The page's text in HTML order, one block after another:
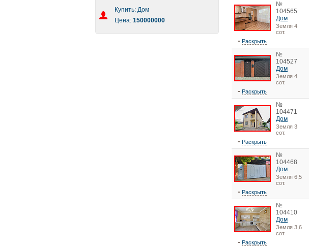
Купить: Дом
Цена: 150000000
№
104565
Дом
Земля 4
сот.
Раскрыть
№
104527
Дом
Земля 4
сот.
Раскрыть
№
104471
Дом
Земля 3
сот.
Раскрыть
№
104468
Дом
Земля 6,5
сот.
Раскрыть
№
104410
Дом
Земля 3,6
сот.
Раскрыть